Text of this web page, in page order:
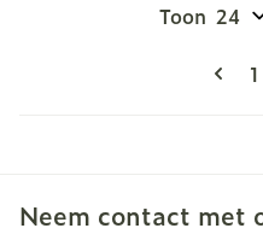
1
Toon
Neem contact met